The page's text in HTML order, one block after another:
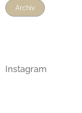
Archív
Instagram